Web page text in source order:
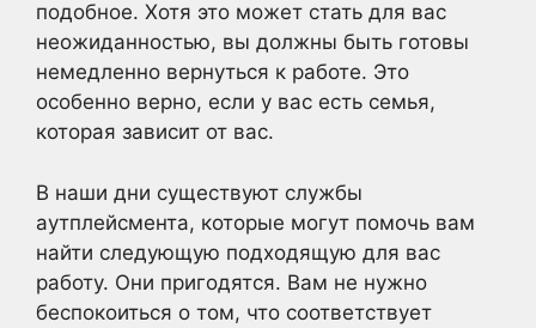
подобное. Хотя это может стать для вас
неожиданностью, вы должны быть готовы
немедленно вернуться к работе. Это
особенно верно, если у вас есть семья,
которая зависит от вас.
В наши дни существуют службы
аутплейсмента, которые могут помочь вам
найти следующую подходящую для вас
работу. Они пригодятся. Вам не нужно
беспокоиться о том, что соответствует